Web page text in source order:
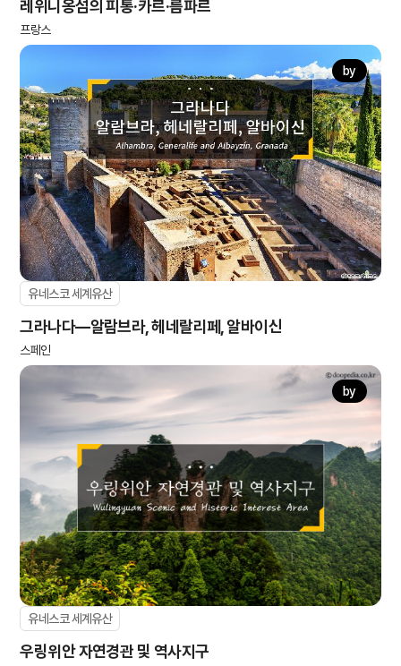
레위니옹섬의 피통·카르·름파르
프랑스
by
유네스코 세계유산
그라나다―알람브라, 헤네랄리페, 알바이신
스페인
by
유네스코 세계유산
우링위안 자연경관 및 역사지구